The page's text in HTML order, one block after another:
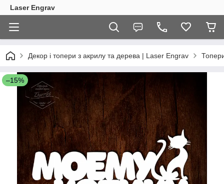
Laser Engrav
Декор і топери з акрилу та дерева | Laser Engrav
–15%